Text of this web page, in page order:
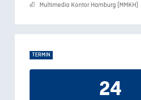
Multimedia Kontor Hamburg (MMKH)
TERMIN
24